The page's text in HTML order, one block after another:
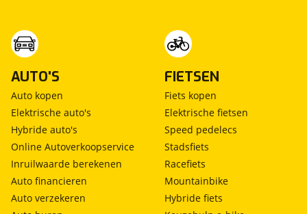
AUTO'S
Auto kopen
Elektrische auto's
Hybride auto's
Online Autoverkoopservice
Inruilwaarde berekenen
Auto financieren
Auto verzekeren
FIETSEN
Fiets kopen
Elektrische fietsen
Speed pedelecs
Stadsfiets
Racefiets
Mountainbike
Hybride fiets